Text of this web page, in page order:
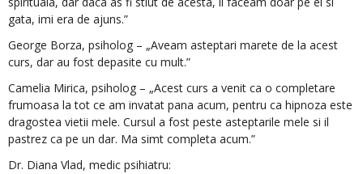
gata, imi era de ajuns.”
George Borza, psiholog – „Aveam asteptari marete de la acest
curs, dar au fost depasite cu mult.”
Camelia Mirica, psiholog – „Acest curs a venit ca o completare
frumoasa la tot ce am invatat pana acum, pentru ca hipnoza este
dragostea vietii mele. Cursul a fost peste asteptarile mele si il
pastrez ca pe un dar. Ma simt completa acum.”
Dr. Diana Vlad, medic psihiatru: